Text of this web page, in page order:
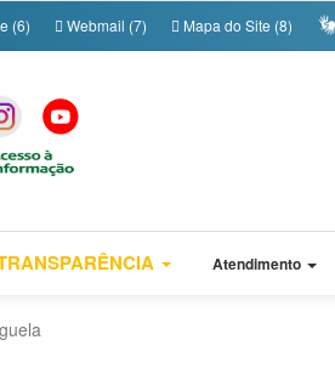
(6) Webmail (7) Mapa do Site (8)
Atendimento